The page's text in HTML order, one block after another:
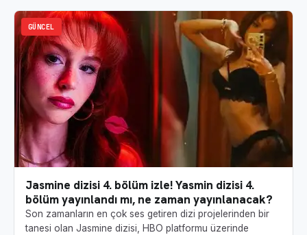
GÜNCEL
Jasmine dizisi 4. bölüm izle! Yasmin dizisi 4.
bölüm yayınlandı mı, ne zaman yayınlanacak?
Son zamanların en çok ses getiren dizi projelerinden bir
tanesi olan Jasmine dizisi, HBO platformu üzerinde